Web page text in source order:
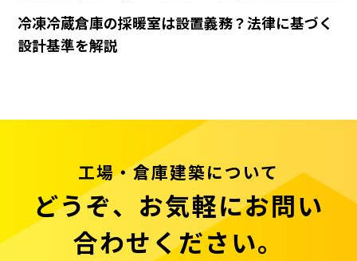
冷凍冷蔵倉庫の採暖室は設置義務？法律に基づく
設計基準を解説
工場・倉庫建築について
どうぞ、お気軽にお問い
合わせください。